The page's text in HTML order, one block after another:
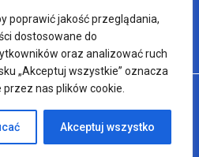
poprawić jakość przeglądania,
dostosowane do
oraz analizować ruch
„Akceptuj wszystkie” oznacza
nas plików cookie.
Akceptuj wszystko
sm32 STUDIO